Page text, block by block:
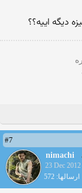
دیگه اییه؟؟
#7
nimachi
23 Dec
ارسالها: 572